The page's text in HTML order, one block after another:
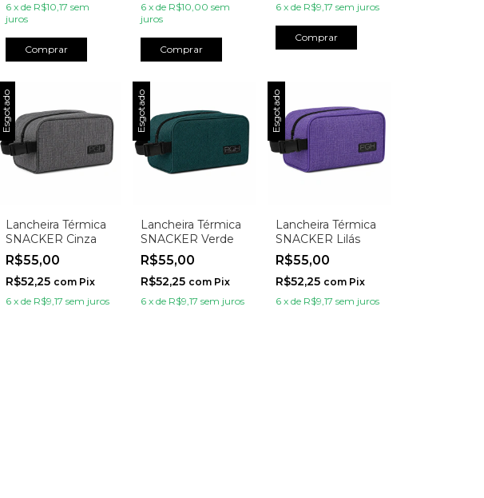
6 x de R$10,17 sem
juros
Comprar
6 x de R$10,00 sem
juros
Comprar
6 x de R$9,17 sem juros
Comprar
Esgotado
Lancheira Térmica
SNACKER Cinza
R$55,00
R$52,25 com Pix
6 x de R$9,17 sem juros
Esgotado
Lancheira Térmica
SNACKER Verde
R$55,00
R$52,25 com Pix
6 x de R$9,17 sem juros
Esgotado
Lancheira Térmica
SNACKER Lilás
R$55,00
R$52,25 com Pix
6 x de R$9,17 sem juros